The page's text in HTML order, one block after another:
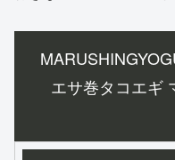
エサ巻タコエギ